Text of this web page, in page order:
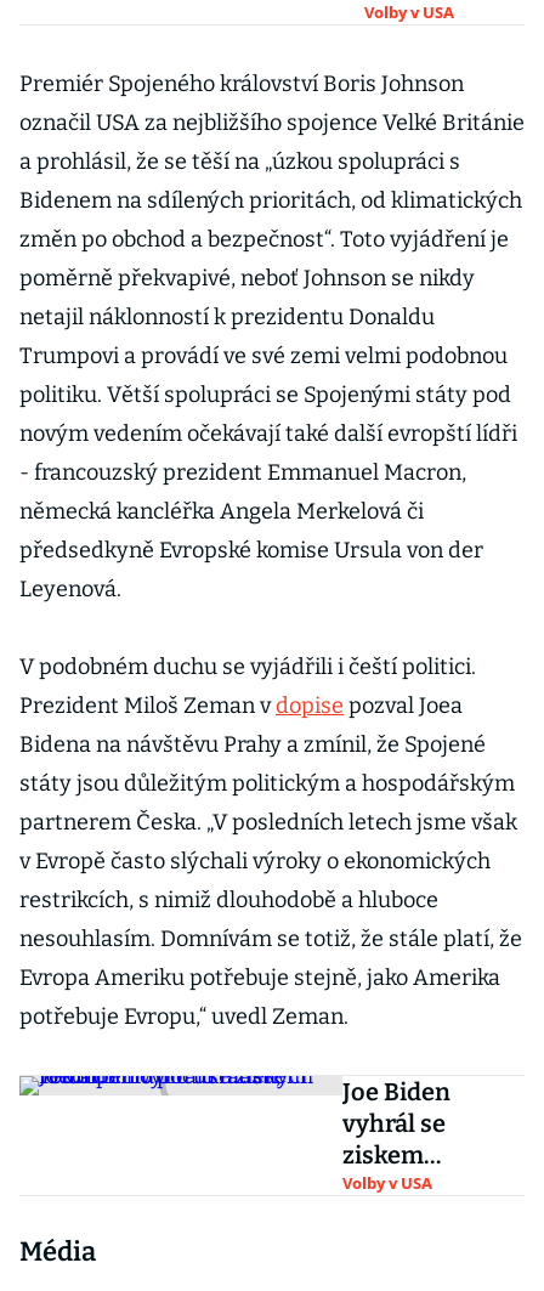
všech
hlásí Biden. K
vítězství mu
Gates či
Merkelová
Volby v USA
Premiér Spojeného království Boris Johnson
označil USA za nejbližšího spojence Velké Británie
a prohlásil, že se těší na „úzkou spolupráci s
Bidenem na sdílených prioritách, od klimatických
změn po obchod a bezpečnost“. Toto vyjádření je
poměrně překvapivé, neboť Johnson se nikdy
netajil náklonností k prezidentu Donaldu
Trumpovi a provádí ve své zemi velmi podobnou
politiku. Větší spolupráci se Spojenými státy pod
novým vedením očekávají také další evropští lídři
- francouzský prezident Emmanuel Macron,
německá kancléřka Angela Merkelová či
předsedkyně Evropské komise Ursula von der
Leyenová.
V podobném duchu se vyjádřili i čeští politici.
Prezident Miloš Zeman vdopise pozval Joea
Bidena na návštěvu Prahy a zmínil, že Spojené
státy jsou důležitým politickým a hospodářským
partnerem Česka. „V posledních letech jsme však
v Evropě často slýchali výroky o ekonomických
restrikcích, s nimiž dlouhodobě a hluboce
nesouhlasím. Domnívám se totiž, že stále platí, že
Evropa Ameriku potřebuje stejně, jako Amerika
potřebuje Evropu,“ uvedl Zeman.
Joe Biden
vyhrál se
ziskem
rekordního
Volby v USA
Média